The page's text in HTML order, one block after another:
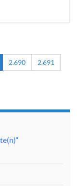
2.690
2.691